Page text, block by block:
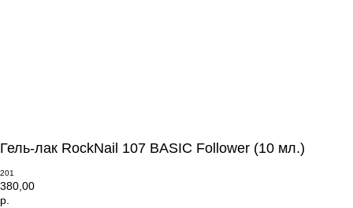
Гель-лак RockNail 107 BASIC Follower (10 мл.)
201
380,00
р.